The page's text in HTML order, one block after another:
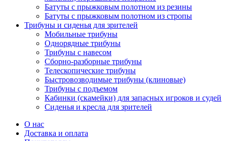
Батуты с прыжковым полотном из резины
Батуты с прыжковым полотном из стропы
Трибуны и сиденья для зрителей
Мобильные трибуны
Однорядные трибуны
Трибуны с навесом
Сборно-разборные трибуны
Телескопические трибуны
Быстровозводимые трибуны (клиновые)
Трибуны с подъемом
Кабинки (скамейки) для запасных игроков и судей
Сиденья и кресла для зрителей
О нас
Доставка и оплата